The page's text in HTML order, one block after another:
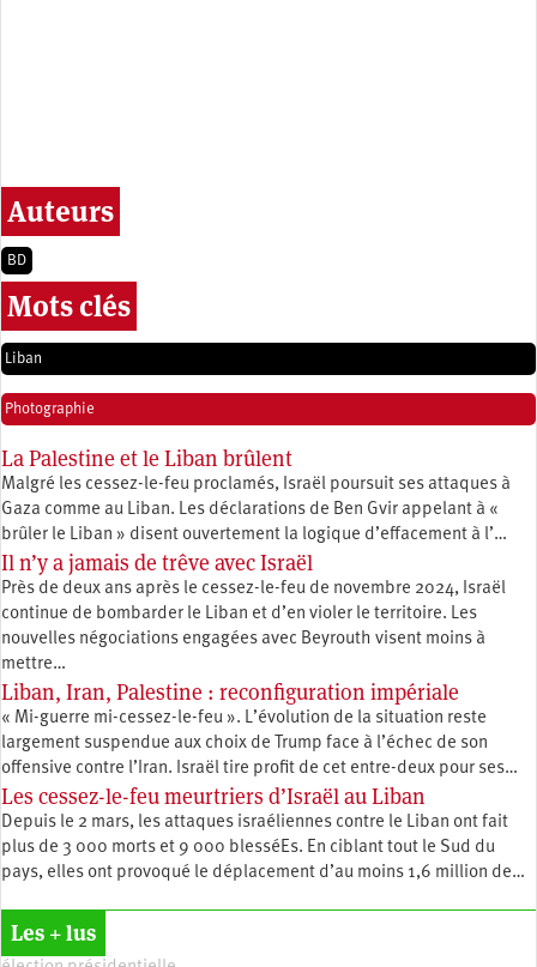
Auteurs
BD
Mots clés
Liban
Photographie
La Palestine et le Liban brûlent
Malgré les cessez-le-feu proclamés, Israël poursuit ses attaques à
Gaza comme au Liban. Les déclarations de Ben Gvir appelant à «
brûler le Liban » disent ouvertement la logique d’effacement à l’…
Il n’y a jamais de trêve avec Israël
Près de deux ans après le cessez-le-feu de novembre 2024, Israël
continue de bombarder le Liban et d’en violer le territoire. Les
nouvelles négociations engagées avec Beyrouth visent moins à
mettre…
Liban, Iran, Palestine : reconfiguration impériale
« Mi-guerre mi-cessez-le-feu ». L’évolution de la situation reste
largement suspendue aux choix de Trump face à l’échec de son
offensive contre l’Iran. Israël tire profit de cet entre-deux pour ses…
Les cessez-le-feu meurtriers d’Israël au Liban
Depuis le 2 mars, les attaques israéliennes contre le Liban ont fait
plus de 3 000 morts et 9 000 blesséEs. En ciblant tout le Sud du
pays, elles ont provoqué le déplacement d’au moins 1,6 million de…
Les + lus